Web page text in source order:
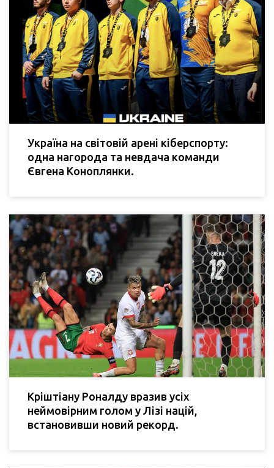
Україна на світовій арені кіберспорту:
одна нагорода та невдача команди
Євгена Коноплянки.
Кріштіану Роналду вразив усіх
неймовірним голом у Лізі націй,
встановивши новий рекорд.